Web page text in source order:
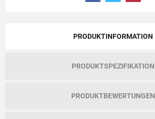
PRODUKTINFORMATION
PRODUKTSPEZIFIKATION
PRODUKTBEWERTUNGEN